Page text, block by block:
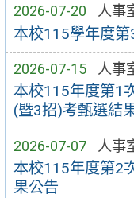
2026-07-20 人事
本校115學年度
2026-07-15 人事
本校115年度第1
(暨3招)考甄選結
2026-07-07 人事
本校115年度第2
果公告